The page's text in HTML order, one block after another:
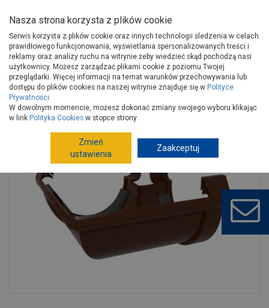
Strona główna Budowa i remont Rynny
Rynny PVC
Akcesoria do rynien, rur PVC
Łącznik kątowy 135 uniwersalny G125 brąz SCALA
Nasza strona korzysta z plików cookie
Serwis korzysta z plików cookie oraz innych technologii śledzenia w celach
prawidłowego funkcjonowania, wyświetlania spersonalizowanych treści i
reklamy oraz analizy ruchu na witrynie żeby wiedzieć skąd pochodzą nasi
użytkownicy. Możesz zarządzać plikami cookie z poziomu Twojej
przeglądarki. Więcej informacji na temat warunków przechowywania lub
dostępu do plików cookies na naszej witrynie znajduje się w Polityce
Prywatności.
W dowolnym momencie, możesz dokonać zmiany swojego wyboru klikając
w link Polityka Cookies w stopce strony.
Zmień
ustawienia
Zaakceptuj